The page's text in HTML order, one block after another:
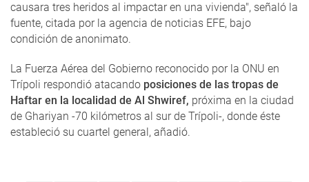
causara tres heridos al impactar en una vivienda", señaló la
fuente, citada por la agencia de noticias EFE, bajo
condición de anonimato.
La Fuerza Aérea del Gobierno reconocido por la ONU en
Trípoli respondió atacando posiciones de las tropas de
Haftar en la localidad de Al Shwiref, próxima en la ciudad
de Ghariyan -70 kilómetros al sur de Trípoli-, donde éste
estableció su cuartel general, añadió.